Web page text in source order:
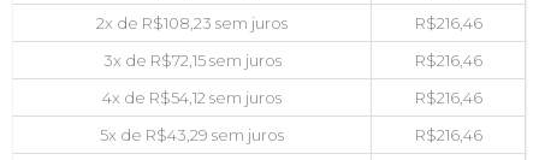
2x de R$108,23 sem juros R$216,46
3x de R$72,15sem juros R$216,46
4x de R$54,12 sem juros R$216,46
5x de R$43,29 sem juros R$216,46